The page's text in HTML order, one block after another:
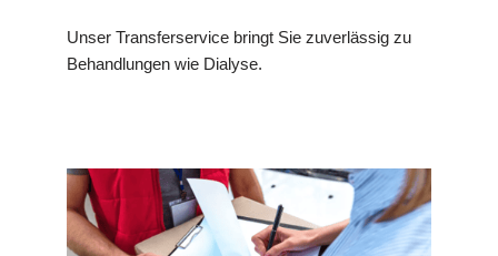
Unser Transferservice bringt Sie zuverlässig zu
Behandlungen wie Dialyse.